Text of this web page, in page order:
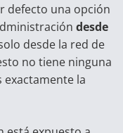
defecto una opción
desde
desde la red de
no tiene ninguna
exactamente la